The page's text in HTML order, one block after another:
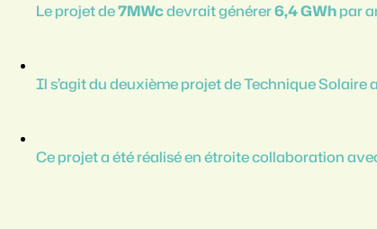
Le projet de7MWcdevrait générer6,4 GWhpar
Il s’agit du deuxième projet de Technique Solaire
Ce projet a été réalisé en étroite collaboration